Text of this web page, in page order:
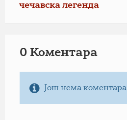
чечавска легенда
0 Коментарa
Још нема коментара